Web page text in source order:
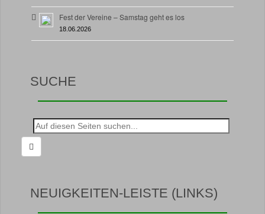
Fest der Vereine – Samstag geht es los
18.06.2026
SUCHE
Suche
nach:
NEUIGKEITEN-LEISTE (LINKS)